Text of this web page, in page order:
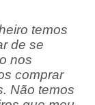
temos
de se
nos
comprar
Não temos